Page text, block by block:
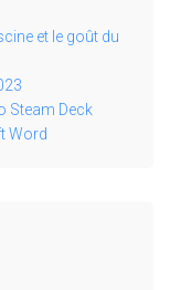
et le goût du
Steam Deck
Word